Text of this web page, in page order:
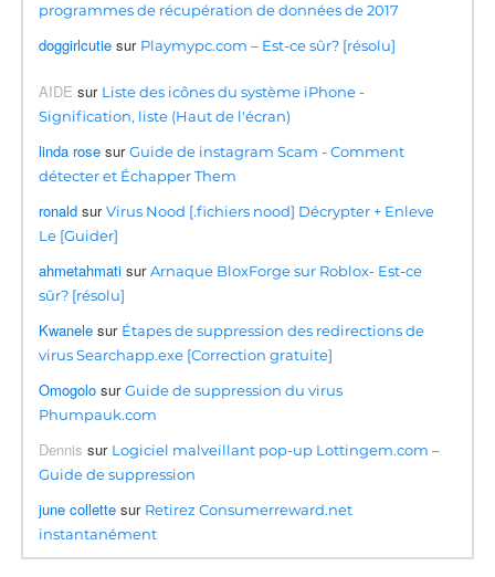
programmes de récupération de données de 2017
doggirlcutie sur Playmypc.com – Est-ce sûr? [résolu]
AIDE sur Liste des icônes du système iPhone -
Signification, liste (Haut de l'écran)
linda rose surGuide de instagram Scam - Comment
détecter et Échapper Them
ronald surVirus Nood [.fichiers nood] Décrypter + Enleve
Le [Guider]
ahmetahmati surArnaque BloxForge sur Roblox- Est-ce
sûr? [résolu]
Kwanele sur Étapes de suppression des redirections de
virus Searchapp.exe [Correction gratuite]
Omogolo surGuide de suppression du virus
Phumpauk.com
Dennis sur Logiciel malveillant pop-up Lottingem.com –
Guide de suppression
june collette sur Retirez Consumerreward.net
instantanément